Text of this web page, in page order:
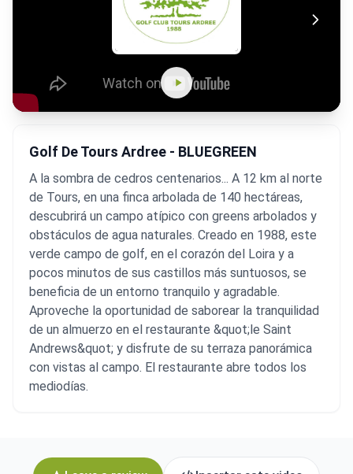
Golf De Tours Ardree - BLUEGREEN
A la sombra de cedros centenarios... A 12 km al norte
de Tours, en una finca arbolada de 140 hectáreas,
descubrirá un campo atípico con greens arbolados y
obstáculos de agua naturales. Creado en 1988, este
verde campo de golf, en el corazón del Loira y a
pocos minutos de sus castillos más suntuosos, se
beneficia de un entorno tranquilo y agradable.
Aproveche la oportunidad de saborear la tranquilidad
de un almuerzo en el restaurante &quot;le Saint
Andrews&quot; y disfrute de su terraza panorámica
con vistas al campo. El restaurante abre todos los
mediodías.